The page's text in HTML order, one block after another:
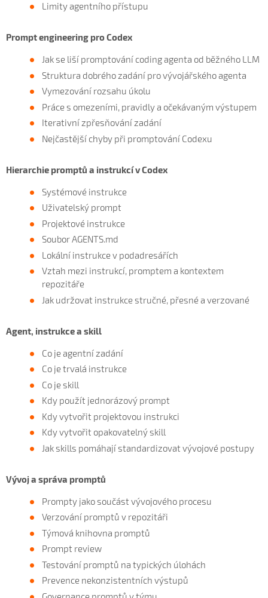
Limity agentního přístupu
Prompt engineering pro Codex
Jak se liší promptování coding agenta od běžného LLM
Struktura dobrého zadání pro vývojářského agenta
Vymezování rozsahu úkolu
Práce s omezeními, pravidly a očekávaným výstupem
Iterativní zpřesňování zadání
Nejčastější chyby při promptování Codexu
Hierarchie promptů a instrukcí v Codex
Systémové instrukce
Uživatelský prompt
Projektové instrukce
Soubor AGENTS.md
Lokální instrukce v podadresářích
Vztah mezi instrukcí, promptem a kontextem
repozitáře
Jak udržovat instrukce stručné, přesné a verzované
Agent, instrukce a skill
Co je agentní zadání
Co je trvalá instrukce
Co je skill
Kdy použít jednorázový prompt
Kdy vytvořit projektovou instrukci
Kdy vytvořit opakovatelný skill
Jak skills pomáhají standardizovat vývojové postupy
Vývoj a správa promptů
Prompty jako součást vývojového procesu
Verzování promptů v repozitáři
Týmová knihovna promptů
Prompt review
Testování promptů na typických úlohách
Prevence nekonzistentních výstupů